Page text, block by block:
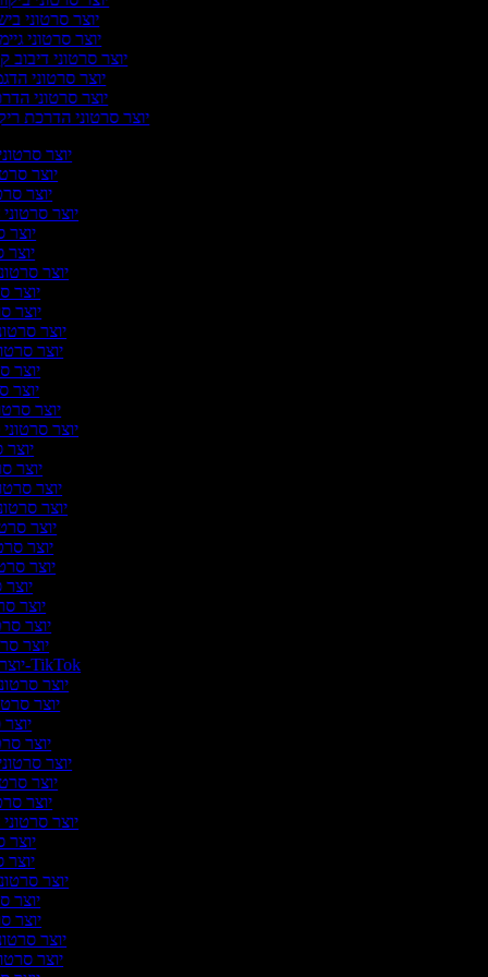
יוצר סרטוני
יוצר סרטוני
יוצר סרטוני דיבוב
יוצר סרטוני
יוצר סרטוני
יוצר סרטוני הדרכת
יוצר
יוצר
יוצר
יוצר
יוצר
יוצר
יוצר
יוצר
יוצר
יוצר
יוצר
יוצר
יוצר
יוצר
יוצר סרטוני
יוצר
יוצר
יוצר
יוצר
יוצר
יוצר
יוצר
יוצר
יוצר
יוצר
יוצר
יוצר סרטונים ל-TikTok
יוצר
יוצר
יוצר
יוצר
יוצר
יוצר
יוצר
יוצר
יוצר
יוצר
יוצר
יוצר
יוצר
יוצר